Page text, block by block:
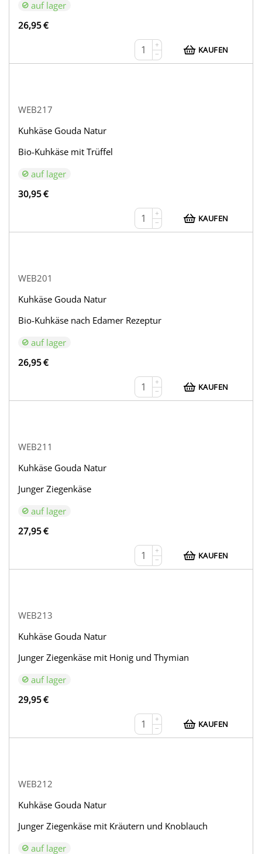
auf lager
26,95€
+
−
KAUFEN
WEB217
Kuhkäse Gouda Natur
Bio-Kuhkäse mit Trüffel
auf lager
30,95€
+
−
KAUFEN
WEB201
Kuhkäse Gouda Natur
Bio-Kuhkäse nach Edamer Rezeptur
auf lager
26,95€
+
−
KAUFEN
WEB211
Kuhkäse Gouda Natur
Junger Ziegenkäse
auf lager
27,95€
+
−
KAUFEN
WEB213
Kuhkäse Gouda Natur
Junger Ziegenkäse mit Honig und Thymian
auf lager
29,95€
+
−
KAUFEN
WEB212
Kuhkäse Gouda Natur
Junger Ziegenkäse mit Kräutern und Knoblauch
auf lager